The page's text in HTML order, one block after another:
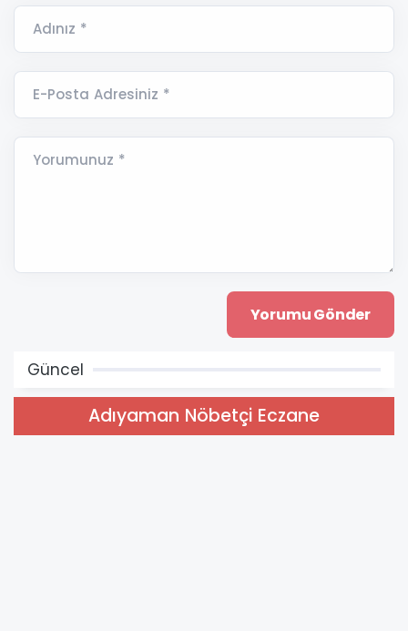
Adınız *
E-Posta Adresiniz *
Yorumunuz *
Güncel
Adıyaman Nöbetçi Eczane